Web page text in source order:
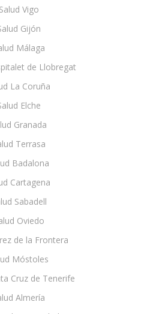
Salud Vigo
Gijón
Málaga
de Llobregat
La Coruña
Elche
Granada
Terrasa
Badalona
Cartagena
Sabadell
Oviedo
de la Frontera
Móstoles
Cruz de Tenerife
Almería